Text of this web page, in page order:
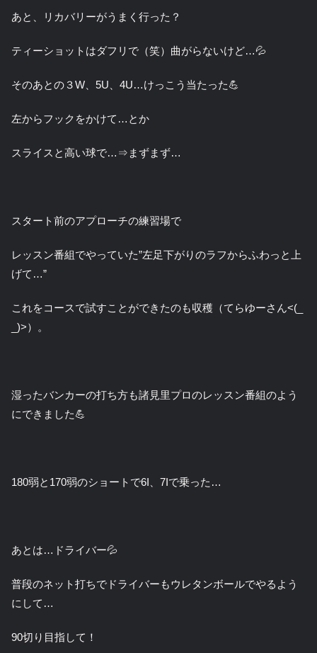
あと、リカバリーがうまく行った？
ティーショットはダフリで（笑）曲がらないけど…💦
そのあとの３W、5U、4U…けっこう当たった💪
左からフックをかけて…とか
スライスと高い球で…⇒まずまず…
スタート前のアプローチの練習場で
レッスン番組でやっていた”左足下がりのラフからふわっと上
げて…”
これをコースで試すことができたのも収穫（てらゆーさん<(_
_)>）。
湿ったバンカーの打ち方も諸見里プロのレッスン番組のよう
にできました💪
180弱と170弱のショートで6I、7Iで乗った…
あとは…ドライバー💦
普段のネット打ちでドライバーもウレタンボールでやるよう
にして…
90切り目指して！